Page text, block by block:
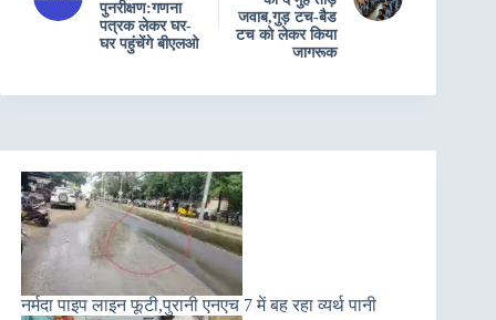
पुनरीक्षण:गणना
पत्रक लेकर घर-
घर पहुंचेंगे बीएलओ
जवाब,गुड़ टच-बैड
टच को लेकर किया
जागरूक
नर्मदा पाइप लाइन फूटी,पुरानी एनएच 7 में बह रहा व्यर्थ पानी